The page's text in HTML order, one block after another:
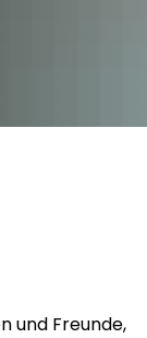
und Freunde,